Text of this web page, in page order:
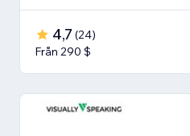
4,7 (24)
Från 290 $